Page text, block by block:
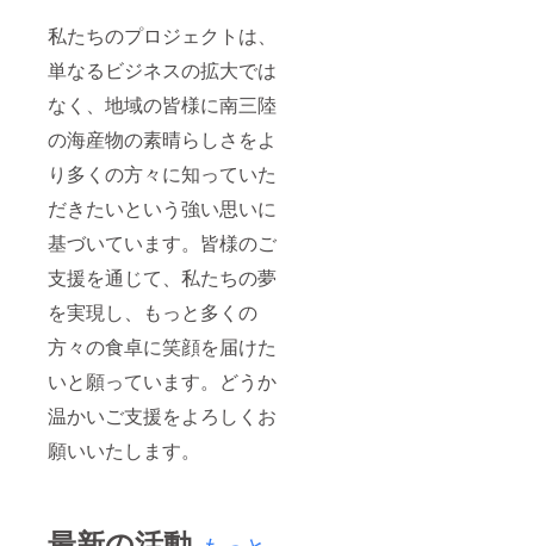
私たちのプロジェクトは、
単なるビジネスの拡大では
なく、地域の皆様に南三陸
の海産物の素晴らしさをよ
り多くの方々に知っていた
だきたいという強い思いに
基づいています。皆様のご
支援を通じて、私たちの夢
を実現し、もっと多くの
方々の食卓に笑顔を届けた
いと願っています。どうか
温かいご支援をよろしくお
願いいたします。